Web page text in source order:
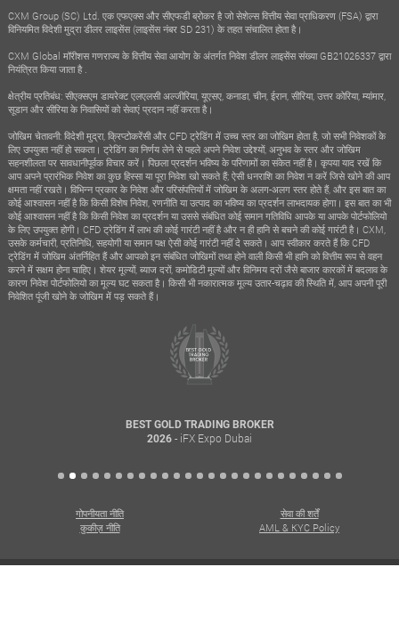
CXM Group (SC) Ltd. एक एफएक्स और सीएफडी ब्रोकर है जो सेशेल्स वित्तीय सेवा प्राधिकरण (FSA) द्वारा
विनियमित विदेशी मुद्रा डीलर लाइसेंस (लाइसेंस नंबर SD 231) के तहत संचालित होता है।
CXM Global मॉरीशस गणराज्य के वित्तीय सेवा आयोग के अंतर्गत निवेश डीलर लाइसेंस संख्या GB21026337 द्वारा
नियंत्रित किया जाता है .
क्षेत्रीय प्रतिबंध: सीएक्सएम डायरेक्ट एलएलसी अल्जीरिया, यूएसए, कनाडा, चीन, ईरान, सीरिया, उत्तर कोरिया, म्यांमार,
सूडान और सीरिया के निवासियों को सेवाएं प्रदान नहीं करता है।
जोखिम चेतावनी: विदेशी मुद्रा, क्रिप्टोकरेंसी और CFD ट्रेडिंग में उच्च स्तर का जोखिम होता है, जो सभी निवेशकों के
लिए उपयुक्त नहीं हो सकता। ट्रेडिंग का निर्णय लेने से पहले अपने निवेश उद्देश्यों, अनुभव के स्तर और जोखिम
सहनशीलता पर सावधानीपूर्वक विचार करें। पिछला प्रदर्शन भविष्य के परिणामों का संकेत नहीं है। कृपया याद रखें कि
आप अपने प्रारंभिक निवेश का कुछ हिस्सा या पूरा निवेश खो सकते हैं; ऐसी धनराशि का निवेश न करें जिसे खोने की आप
क्षमता नहीं रखते। विभिन्न प्रकार के निवेश और परिसंपत्तियों में जोखिम के अलग-अलग स्तर होते हैं, और इस बात का
कोई आश्वासन नहीं है कि किसी विशेष निवेश, रणनीति या उत्पाद का भविष्य का प्रदर्शन लाभदायक होगा। इस बात का भी
कोई आश्वासन नहीं है कि किसी निवेश का प्रदर्शन या उससे संबंधित कोई समान गतिविधि आपके या आपके पोर्टफोलियो
के लिए उपयुक्त होगी। CFD ट्रेडिंग में लाभ की कोई गारंटी नहीं है और न ही हानि से बचने की कोई गारंटी है। CXM,
उसके कर्मचारी, प्रतिनिधि, सहयोगी या समान पक्ष ऐसी कोई गारंटी नहीं दे सकते। आप स्वीकार करते हैं कि CFD
ट्रेडिंग में जोखिम अंतर्निहित हैं और आपको इन संबंधित जोखिमों तथा होने वाली किसी भी हानि को वित्तीय रूप से वहन
करने में सक्षम होना चाहिए। शेयर मूल्यों, ब्याज दरों, कमोडिटी मूल्यों और विनिमय दरों जैसे बाजार कारकों में बदलाव के
कारण निवेश पोर्टफोलियो का मूल्य घट सकता है। किसी भी नकारात्मक मूल्य उतार-चढ़ाव की स्थिति में, आप अपनी पूरी
निवेशित पूंजी खोने के जोखिम में पड़ सकते हैं।
BEST GOLD TRADING BROKER
2026 - iFX Expo Dubai
गोपनीयता नीति
सेवा की शर्तें
कुकीज़ नीति
AML & KYC Policy